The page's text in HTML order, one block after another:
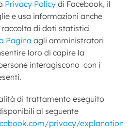
Privacy Policydi Facebook, il
e usa informazioni anche
di dati statistici
Pagina agli amministratori
loro di capire la
interagiscono con i
di trattamento eseguito
al seguente
privacy/explanation